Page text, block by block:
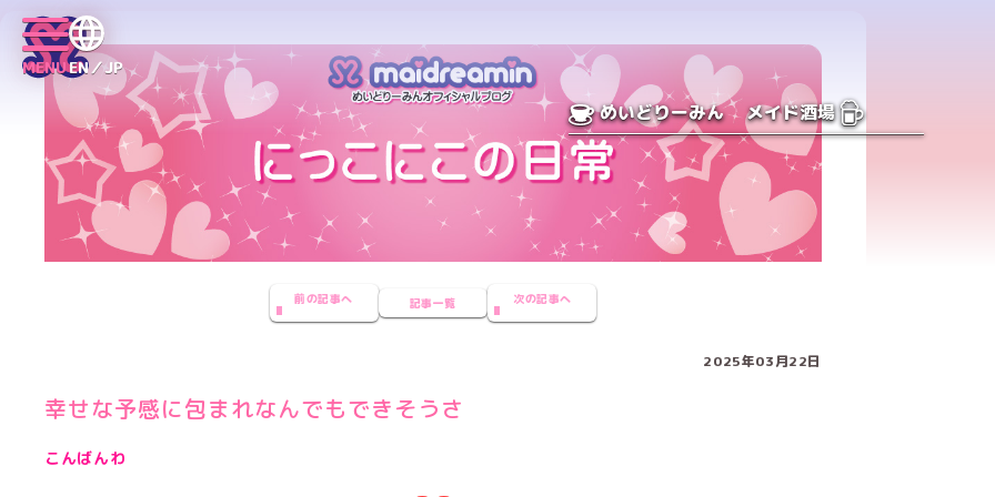
MENUEN／JP
めいどりーみん メイド酒場
前の記事へ 記事一覧 次の記事へ
2025年03月22日
幸せな予感に包まれなんでもできそうさ
こんばんわ